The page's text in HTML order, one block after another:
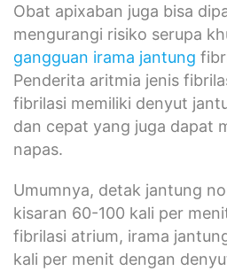
Obat apixaban juga bisa
mengurangi risiko serupa
gangguan irama jantung
Penderita aritmia jenis
fibrilasi memiliki denyut
dan cepat yang juga dapat
napas.
Umumnya, detak jantung
kisaran 60-100 kali per
fibrilasi atrium, irama
kali per menit dengan